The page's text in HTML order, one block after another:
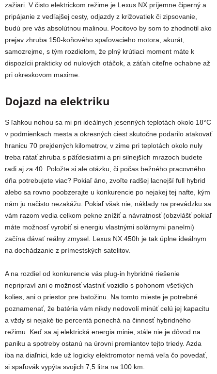
zažiari. V čisto elektrickom režime je Lexus NX príjemne čiperný a
pripájanie z vedľajšej cesty, odjazdy z križovatiek či zipsovanie,
budú pre vás absolútnou malinou. Pocitovo by som to zhodnotil ako
prejav zhruba 150-koňového spaľovacieho motora, akurát,
samozrejme, s tým rozdielom, že plný krútiaci moment máte k
dispozícii prakticky od nulových otáčok, a záťah citeľne ochabne až
pri okreskovom maxime.
Dojazd na elektriku
S ľahkou nohou sa mi pri ideálnych jesenných teplotách okolo 18°C
v podmienkach mesta a okresných ciest skutočne podarilo atakovať
hranicu 70 prejdených kilometrov, v zime pri teplotách okolo nuly
treba rátať zhruba s päťdesiatimi a pri silnejších mrazoch budete
radi aj za 40. Položte si ale otázku, či počas bežného pracovného
dňa potrebujete viac? Pokiaľ áno, zvoľte radšej lacnejší full hybrid
alebo sa rovno poobzerajte u konkurencie po nejakej tej nafte, kým
nám ju načisto nezakážu. Pokiaľ však nie, náklady na prevádzku sa
vám razom vedia celkom pekne znížiť a návratnosť (obzvlášť pokiaľ
máte možnosť vyrobiť si energiu vlastnými solárnymi panelmi)
začína dávať reálny zmysel. Lexus NX 450h je tak úplne ideálnym
na dochádzanie z prímestských satelitov.
A na rozdiel od konkurencie vás plug-in hybridné riešenie
nepripraví ani o možnosť vlastniť vozidlo s pohonom všetkých
kolies, ani o priestor pre batožinu. Na tomto mieste je potrebné
poznamenať, že batéria vám nikdy nedovolí minúť celú jej kapacitu
a vždy si nejaké tie percentá ponechá na činnosť hybridného
režimu. Keď sa aj elektrická energia minie, stále nie je dôvod na
paniku a spotreby ostanú na úrovni premiantov tejto triedy. Azda
iba na diaľnici, kde už logicky elektromotor nemá veľa čo povedať,
si spaľovák vypýta svojich 7,5 litra na 100 km.